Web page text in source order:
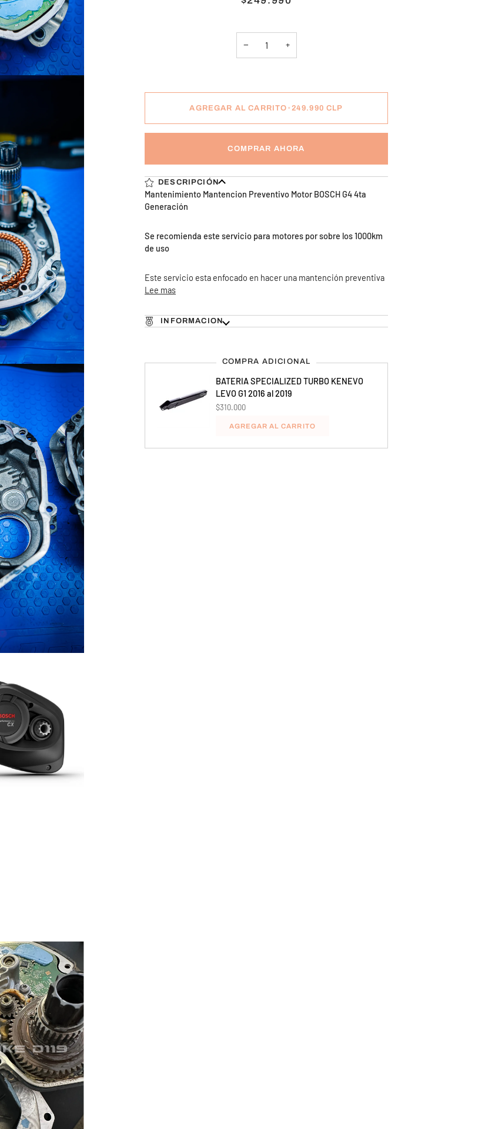
− +
AGREGAR AL CARRITO •249.990 CLP
COMPRAR AHORA
DESCRIPCIÓN
Mantenimiento Mantencion Preventivo Motor BOSCH G4 4ta
Generación
Se recomienda este servicio para motores por sobre los 1000km
de uso
Este servicio esta enfocado en hacer una mantención preventiva
Lee mas
INFORMACION
COMPRA ADICIONAL
BATERIA SPECIALIZED TURBO KENEVO
LEVO G1 2016 al 2019
$310.000
AGREGAR AL CARRITO